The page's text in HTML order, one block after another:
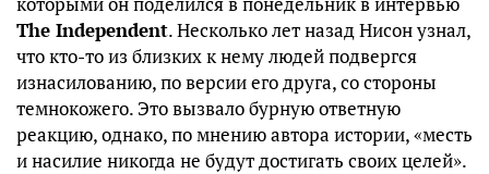
The Independent. Несколько лет назад Нисон узнал,
что кто-то из близких к нему людей подвергся
изнасилованию, по версии его друга, со стороны
темнокожего. Это вызвало бурную ответную
реакцию, однако, по мнению автора истории, «месть
и насилие никогда не будут достигать своих целей».